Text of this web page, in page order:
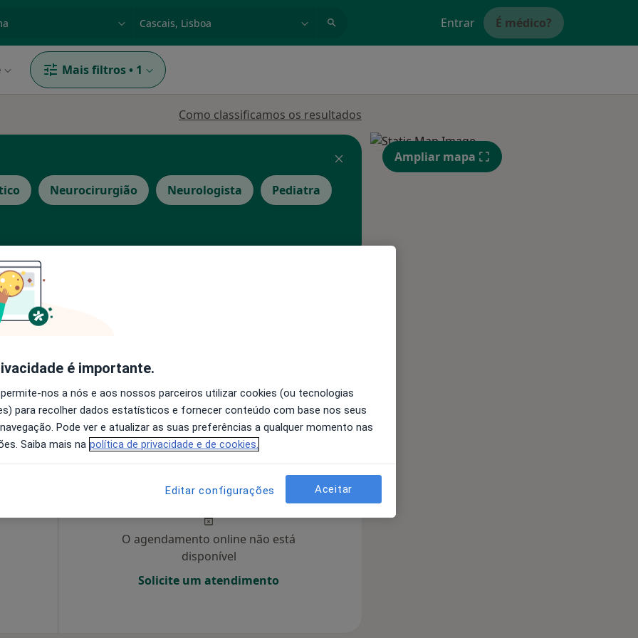
Entrar É médico?
Mais filtros • 1
Como classificamos os resultados
Neurocirurgião Neurologista Pediatra
Solicite um atendimento
7 Ago 8 Ago
Dom,
10 Ago
O agendamento online não está
disponível
Solicite um atendimento
Ampliar mapa
é importante.
nos a nós e aos nossos parceiros utilizar cookies (ou tecnologias
para recolher dados estatísticos e fornecer conteúdo com base nos seus
Pode ver e atualizar as suas preferências a qualquer momento nas
Saiba mais na política de privacidade e de cookies.
Editar configurações Aceitar